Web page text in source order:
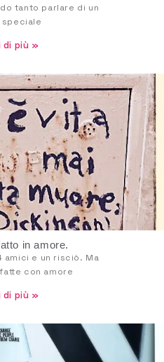
tanto parlare di un
di più »
in amore.
amici e un risciò. Ma
con amore
di più »